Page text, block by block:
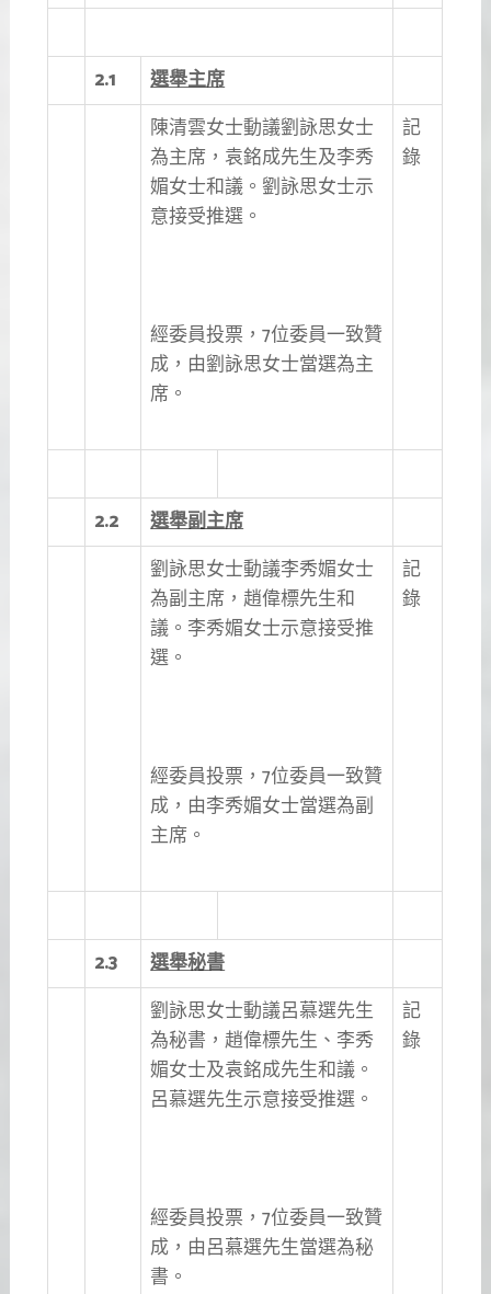
2.1
選舉主席
陳清雲女士動議劉詠思女士
為主席，袁銘成先生及李秀
媚女士和議。劉詠思女士示
意接受推選。
經委員投票，7位委員一致贊
成，由劉詠思女士當選為主
席。
記
錄
2.2
選舉副主席
劉詠思女士動議李秀媚女士
為副主席，趙偉標先生和
議。李秀媚女士示意接受推
選。
經委員投票，7位委員一致贊
成，由李秀媚女士當選為副
主席。
記
錄
2.3
選舉秘書
劉詠思女士動議呂慕選先生
為秘書，趙偉標先生、李秀
媚女士及袁銘成先生和議。
呂慕選先生示意接受推選。
經委員投票，7位委員一致贊
成，由呂慕選先生當選為秘
書。
記
錄